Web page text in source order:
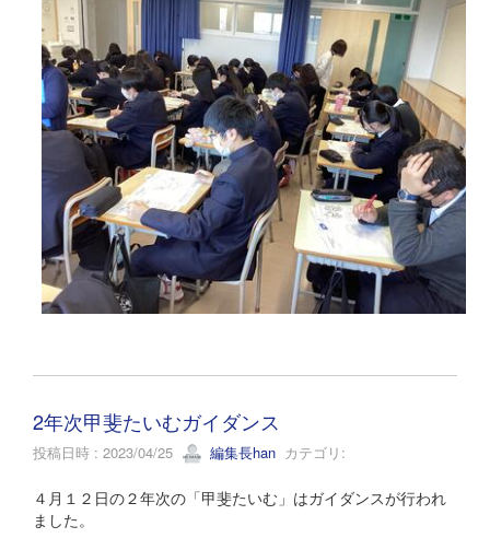
2年次甲斐たいむガイダンス
投稿日時 : 2023/04/25 編集長han カテゴリ:
４月１２日の２年次の「甲斐たいむ」はガイダンスが行われ
ました。